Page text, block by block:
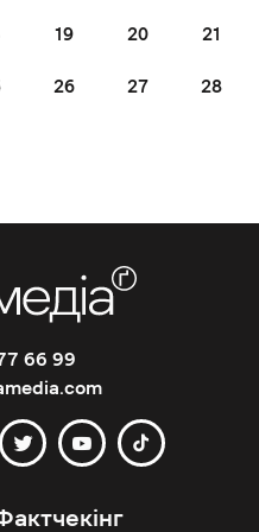
19 20 21
26 27 28
66 99